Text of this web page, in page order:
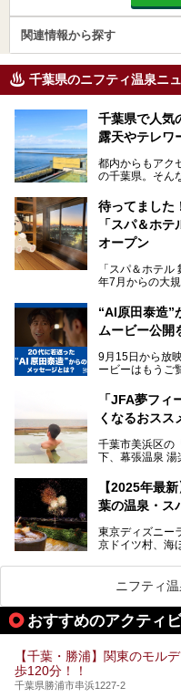
関連情報から探す
千葉県のニフティ温泉ニ
千葉県で人気
露天やテレワ
都内からもアク
の千葉県。そん
「サウナでしっ
常を味わいた
い」。
そんな多様な
の目的に合った
さらに最近で
や、テレワー
るスパも増えて
本記事では、人
スペースや休
向けの施設な
す。
ださい。
待ってました
「スパ＆ホ
オープン
「スパ＆ホテ
年7月からの大
新設エリアや
ャラクター「ユ
───
提供元：SPA＆
です。
“AI原田泰造”
ムービー公開
9月15日から放
ービーはもうご
伝えるムービ
か竜泉寺の湯
が無料で試せる
提供元：花王株
この記事は花
「JFA夢フ
くなるおスス
千葉市美浜区の
下、幕張温泉 湯
設備も天然温
炭酸泉、海の
で、年代を問わ
今回は人気のこ
ポイントについ
【2025年最
葉の温泉・ス
東京ディズニー
京ドイツ村、海
県で生まれ、千
がお勧めする
とめました。
ニフティ
おすすめのアクティ
【千葉・勝浦】関東のモル
歩120分！！
千葉県勝浦市串浜1227-2